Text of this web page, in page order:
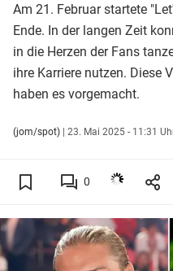
Am 21. Februar startete
Ende. In der langen Zeit
in die Herzen der Fans
ihre Karriere nutzen. Diese
haben es vorgemacht.
(jom/spot) | 23. Mai 2025 - 11:31
0